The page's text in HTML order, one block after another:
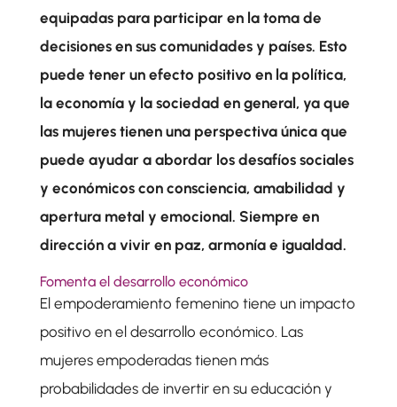
equipadas para participar en la toma de
decisiones en sus comunidades y países. Esto
puede tener un efecto positivo en la política,
la economía y la sociedad en general, ya que
las mujeres tienen una perspectiva única que
puede ayudar a abordar los desafíos sociales
y económicos con consciencia, amabilidad y
apertura metal y emocional. Siempre en
dirección a vivir en paz, armonía e igualdad.
Fomenta el desarrollo económico
El empoderamiento femenino tiene un impacto
positivo en el desarrollo económico. Las
mujeres empoderadas tienen más
probabilidades de invertir en su educación y